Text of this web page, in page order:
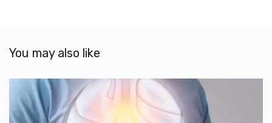
You may also like